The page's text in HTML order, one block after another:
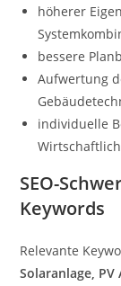
höherer
bessere
Aufwertung
individuelle
SEO-
Keywords
Relevante
Solaranlage,